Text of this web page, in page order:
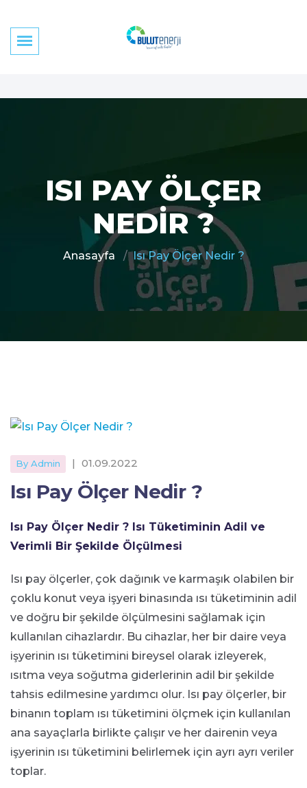
ISI PAY ÖLÇER
NEDIR ?
Anasayfa Isı Pay Ölçer Nedir ?
By Admin | 01.09.2022
Isı Pay Ölçer Nedir ?
Isı Pay Ölçer Nedir ? Isı Tüketiminin Adil ve
Verimli Bir Şekilde Ölçülmesi
Isı pay ölçerler, çok dağınık ve karmaşık olabilen bir
çoklu konut veya işyeri binasında ısı tüketiminin adil
ve doğru bir şekilde ölçülmesini sağlamak için
kullanılan cihazlardır. Bu cihazlar, her bir daire veya
işyerinin ısı tüketimini bireysel olarak izleyerek,
ısıtma veya soğutma giderlerinin adil bir şekilde
tahsis edilmesine yardımcı olur. Isı pay ölçerler, bir
binanın toplam ısı tüketimini ölçmek için kullanılan
ana sayaçlarla birlikte çalışır ve her dairenin veya
işyerinin ısı tüketimini belirlemek için ayrı ayrı veriler
toplar.